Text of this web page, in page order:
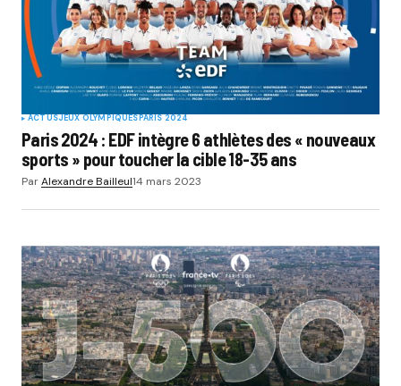
ACTUSJEUX OLYMPIQUESPARIS 2024
Paris 2024 : EDF intègre 6 athlètes des « nouveaux
sports » pour toucher la cible 18-35 ans
ParAlexandre Bailleul14 mars 2023